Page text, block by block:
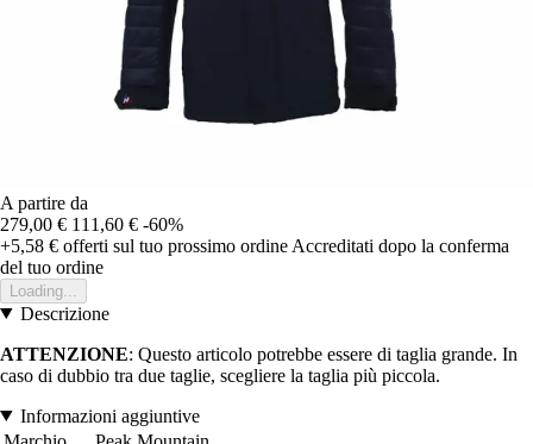
A partire da
279,00 € 111,60 € -60%
+5,58 € offerti sul tuo prossimo ordine Accreditati dopo la conferma
del tuo ordine
Loading...
Descrizione
ATTENZIONE: Questo articolo potrebbe essere di taglia grande. In
caso di dubbio tra due taglie, scegliere la taglia più piccola.
Informazioni aggiuntive